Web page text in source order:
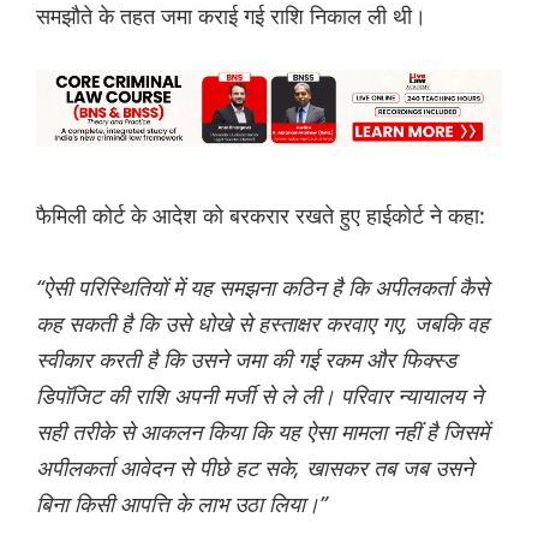
समझौते के तहत जमा कराई गई राशि निकाल ली थी।
फैमिली कोर्ट के आदेश को बरकरार रखते हुए हाईकोर्ट ने कहा:
“ऐसी परिस्थितियों में यह समझना कठिन है कि अपीलकर्ता कैसे
कह सकती है कि उसे धोखे से हस्ताक्षर करवाए गए, जबकि वह
स्वीकार करती है कि उसने जमा की गई रकम और फिक्स्ड
डिपॉजिट की राशि अपनी मर्जी से ले ली। परिवार न्यायालय ने
सही तरीके से आकलन किया कि यह ऐसा मामला नहीं है जिसमें
अपीलकर्ता आवेदन से पीछे हट सके, खासकर तब जब उसने
बिना किसी आपत्ति के लाभ उठा लिया।”